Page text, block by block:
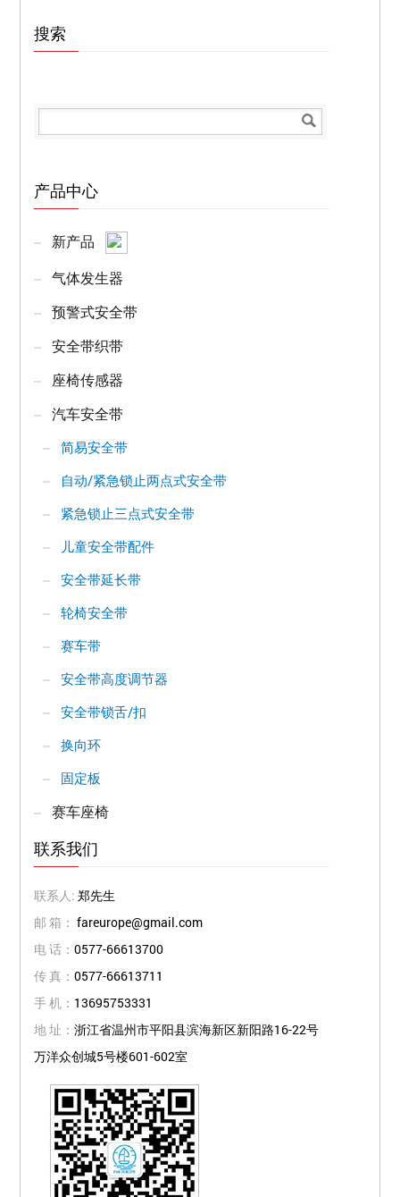
搜索
产品中心
新产品
气体发生器
预警式安全带
安全带织带
座椅传感器
汽车安全带
简易安全带
自动/紧急锁止两点式安全带
紧急锁止三点式安全带
儿童安全带配件
安全带延长带
轮椅安全带
赛车带
安全带高度调节器
安全带锁舌/扣
换向环
固定板
赛车座椅
联系我们
联系人: 郑先生
邮 箱： fareurope@gmail.com
电 话：0577-66613700
传 真：0577-66613711
手 机： 13695753331
地 址：浙江省温州市平阳县滨海新区新阳路16-22号
万洋众创城5号楼601-602室